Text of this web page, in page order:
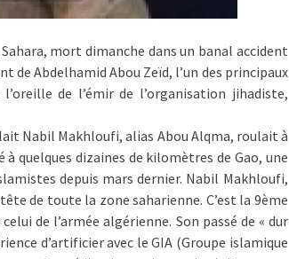
mort dimanche dans un banal accident
de Abdelhamid Abou Zeïd, l’un des principaux
de l’émir de l’organisation jihadiste,
Nabil Makhloufi, alias Abou Alqma, roulait à
quelques dizaines de kilomètres de Gao, une
depuis mars dernier. Nabil Makhloufi,
de toute la zone saharienne. C’est la 9ème
de l’armée algérienne. Son passé de « dur
d’artificier avec le GIA (Groupe islamique